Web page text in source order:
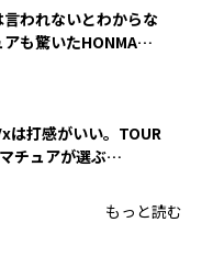
言われないとわからな
も驚いたHONMA
は打感がいい。TOUR
チュアが選ぶ
もっと読む